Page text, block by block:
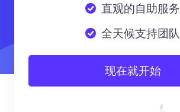
直观的自助服务
全天候支持团队
现在就开始